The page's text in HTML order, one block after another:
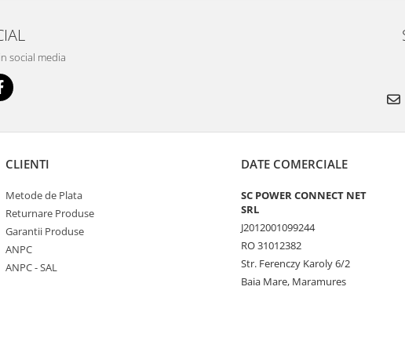
social media
CLIENTI
Metode de Plata
Returnare Produse
Garantii Produse
ANPC
ANPC - SAL
DATE COMERCIALE
SC POWER CONNECT NET
SRL
J2012001099244
RO 31012382
Str. Ferenczy Karoly 6/2
Baia Mare, Maramures